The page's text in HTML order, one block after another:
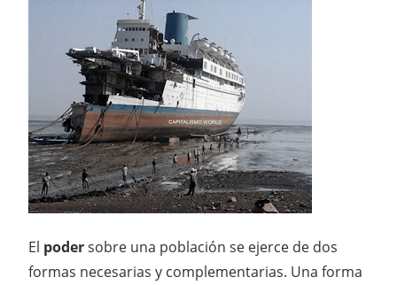
El podersobre una población se ejerce de dos
formas necesarias y complementarias. Una forma